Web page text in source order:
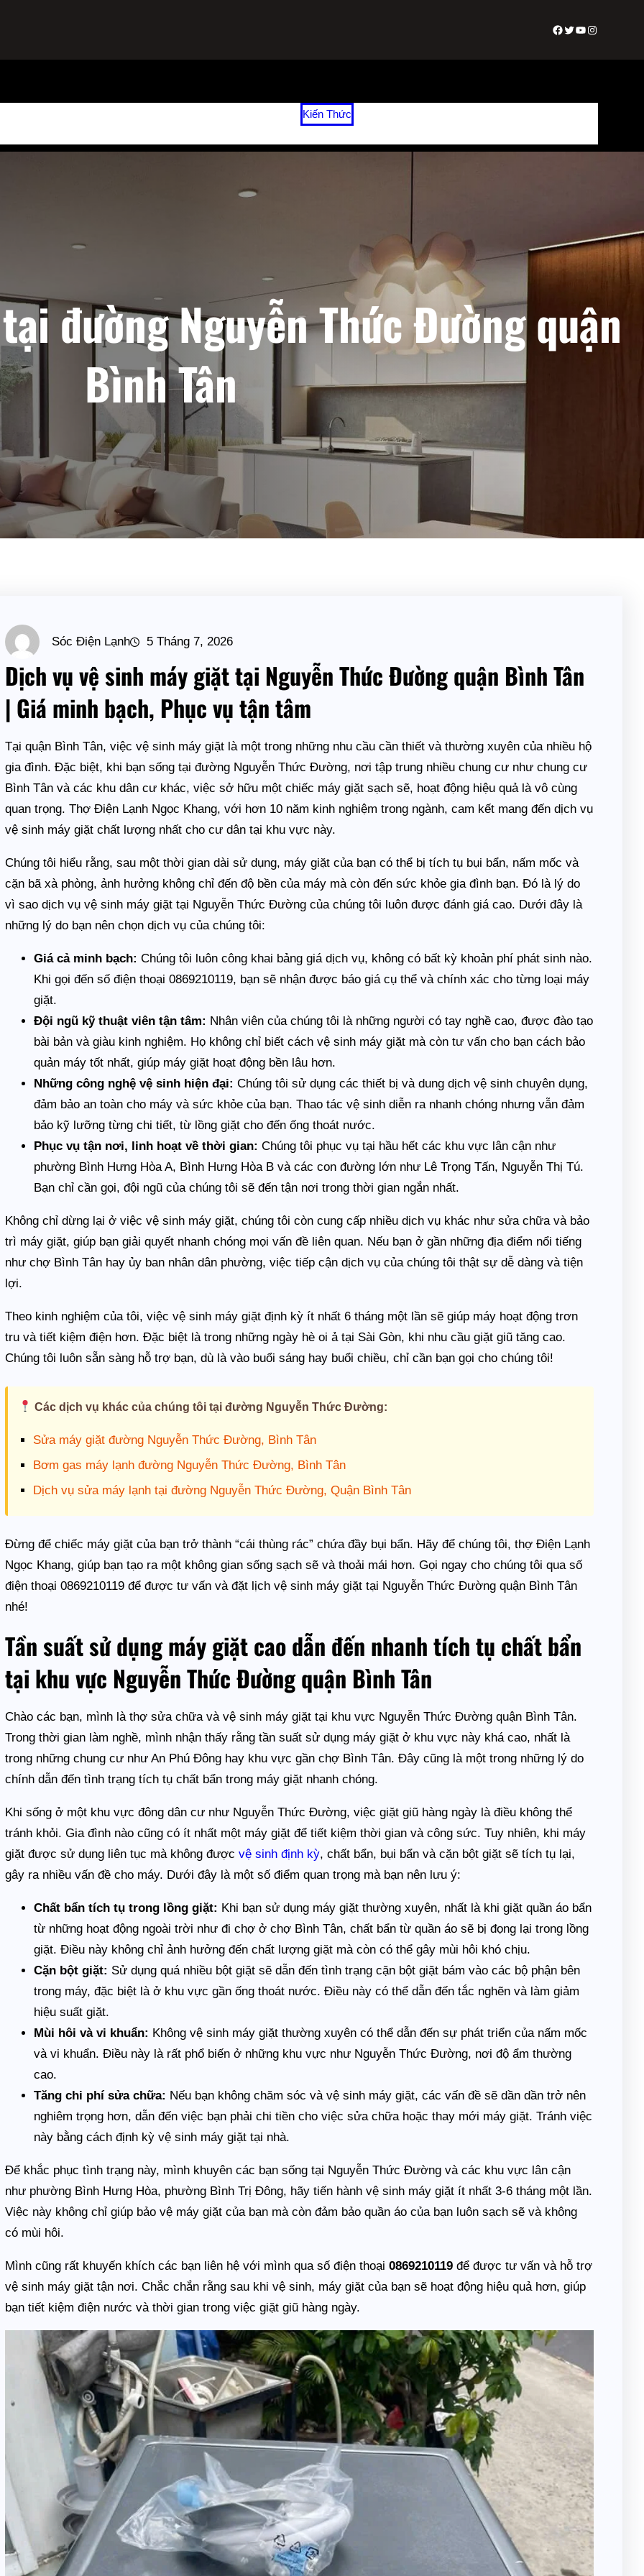
Facebook
Twitter
Youtube
Instagram
Kiến Thức
đường Nguyễn Thức Đường quận
Bình Tân
Sóc Điện Lạnh 5 Tháng 7, 2026
Dịch vụ vệ sinh máy giặt tại Nguyễn Thức Đường quận Bình Tân
| Giá minh bạch, Phục vụ tận tâm
Tại quận Bình Tân, việc vệ sinh máy giặt là một trong những nhu cầu cần thiết và thường xuyên của nhiều hộ
gia đình. Đặc biệt, khi bạn sống tại đường Nguyễn Thức Đường, nơi tập trung nhiều chung cư như chung cư
Bình Tân và các khu dân cư khác, việc sở hữu một chiếc máy giặt sạch sẽ, hoạt động hiệu quả là vô cùng
quan trọng. Thợ Điện Lạnh Ngọc Khang, với hơn 10 năm kinh nghiệm trong ngành, cam kết mang đến dịch vụ
vệ sinh máy giặt chất lượng nhất cho cư dân tại khu vực này.
Chúng tôi hiểu rằng, sau một thời gian dài sử dụng, máy giặt của bạn có thể bị tích tụ bụi bẩn, nấm mốc và
cặn bã xà phòng, ảnh hưởng không chỉ đến độ bền của máy mà còn đến sức khỏe gia đình bạn. Đó là lý do
vì sao dịch vụ vệ sinh máy giặt tại Nguyễn Thức Đường của chúng tôi luôn được đánh giá cao. Dưới đây là
những lý do bạn nên chọn dịch vụ của chúng tôi:
Giá cả minh bạch: Chúng tôi luôn công khai bảng giá dịch vụ, không có bất kỳ khoản phí phát sinh nào.
Khi gọi đến số điện thoại 0869210119, bạn sẽ nhận được báo giá cụ thể và chính xác cho từng loại máy
giặt.
Đội ngũ kỹ thuật viên tận tâm: Nhân viên của chúng tôi là những người có tay nghề cao, được đào tạo
bài bản và giàu kinh nghiệm. Họ không chỉ biết cách vệ sinh máy giặt mà còn tư vấn cho bạn cách bảo
quản máy tốt nhất, giúp máy giặt hoạt động bền lâu hơn.
Những công nghệ vệ sinh hiện đại: Chúng tôi sử dụng các thiết bị và dung dịch vệ sinh chuyên dụng,
đảm bảo an toàn cho máy và sức khỏe của bạn. Thao tác vệ sinh diễn ra nhanh chóng nhưng vẫn đảm
bảo kỹ lưỡng từng chi tiết, từ lồng giặt cho đến ống thoát nước.
Phục vụ tận nơi, linh hoạt về thời gian: Chúng tôi phục vụ tại hầu hết các khu vực lân cận như
phường Bình Hưng Hòa A, Bình Hưng Hòa B và các con đường lớn như Lê Trọng Tấn, Nguyễn Thị Tú.
Bạn chỉ cần gọi, đội ngũ của chúng tôi sẽ đến tận nơi trong thời gian ngắn nhất.
Không chỉ dừng lại ở việc vệ sinh máy giặt, chúng tôi còn cung cấp nhiều dịch vụ khác như sửa chữa và bảo
trì máy giặt, giúp bạn giải quyết nhanh chóng mọi vấn đề liên quan. Nếu bạn ở gần những địa điểm nổi tiếng
như chợ Bình Tân hay ủy ban nhân dân phường, việc tiếp cận dịch vụ của chúng tôi thật sự dễ dàng và tiện
lợi.
Theo kinh nghiệm của tôi, việc vệ sinh máy giặt định kỳ ít nhất 6 tháng một lần sẽ giúp máy hoạt động trơn
tru và tiết kiệm điện hơn. Đặc biệt là trong những ngày hè oi ả tại Sài Gòn, khi nhu cầu giặt giũ tăng cao.
Chúng tôi luôn sẵn sàng hỗ trợ bạn, dù là vào buổi sáng hay buổi chiều, chỉ cần bạn gọi cho chúng tôi!
Các dịch vụ khác của chúng tôi tại đường Nguyễn Thức Đường:
Sửa máy giặt đường Nguyễn Thức Đường, Bình Tân
Bơm gas máy lạnh đường Nguyễn Thức Đường, Bình Tân
Dịch vụ sửa máy lạnh tại đường Nguyễn Thức Đường, Quận Bình Tân
Đừng để chiếc máy giặt của bạn trở thành “cái thùng rác” chứa đầy bụi bẩn. Hãy để chúng tôi, thợ Điện Lạnh
Ngọc Khang, giúp bạn tạo ra một không gian sống sạch sẽ và thoải mái hơn. Gọi ngay cho chúng tôi qua số
điện thoại 0869210119 để được tư vấn và đặt lịch vệ sinh máy giặt tại Nguyễn Thức Đường quận Bình Tân
nhé!
Tần suất sử dụng máy giặt cao dẫn đến nhanh tích tụ chất bẩn
tại khu vực Nguyễn Thức Đường quận Bình Tân
Chào các bạn, mình là thợ sửa chữa và vệ sinh máy giặt tại khu vực Nguyễn Thức Đường quận Bình Tân.
Trong thời gian làm nghề, mình nhận thấy rằng tần suất sử dụng máy giặt ở khu vực này khá cao, nhất là
trong những chung cư như An Phú Đông hay khu vực gần chợ Bình Tân. Đây cũng là một trong những lý do
chính dẫn đến tình trạng tích tụ chất bẩn trong máy giặt nhanh chóng.
Khi sống ở một khu vực đông dân cư như Nguyễn Thức Đường, việc giặt giũ hàng ngày là điều không thể
tránh khỏi. Gia đình nào cũng có ít nhất một máy giặt để tiết kiệm thời gian và công sức. Tuy nhiên, khi máy
giặt được sử dụng liên tục mà không đượcvệ sinh định kỳ, chất bẩn, bụi bẩn và cặn bột giặt sẽ tích tụ lại,
gây ra nhiều vấn đề cho máy. Dưới đây là một số điểm quan trọng mà bạn nên lưu ý:
Chất bẩn tích tụ trong lồng giặt: Khi bạn sử dụng máy giặt thường xuyên, nhất là khi giặt quần áo bẩn
từ những hoạt động ngoài trời như đi chợ ở chợ Bình Tân, chất bẩn từ quần áo sẽ bị đọng lại trong lồng
giặt. Điều này không chỉ ảnh hưởng đến chất lượng giặt mà còn có thể gây mùi hôi khó chịu.
Cặn bột giặt: Sử dụng quá nhiều bột giặt sẽ dẫn đến tình trạng cặn bột giặt bám vào các bộ phận bên
trong máy, đặc biệt là ở khu vực gần ống thoát nước. Điều này có thể dẫn đến tắc nghẽn và làm giảm
hiệu suất giặt.
Mùi hôi và vi khuẩn: Không vệ sinh máy giặt thường xuyên có thể dẫn đến sự phát triển của nấm mốc
và vi khuẩn. Điều này là rất phổ biến ở những khu vực như Nguyễn Thức Đường, nơi độ ẩm thường
cao.
Tăng chi phí sửa chữa: Nếu bạn không chăm sóc và vệ sinh máy giặt, các vấn đề sẽ dần dần trở nên
nghiêm trọng hơn, dẫn đến việc bạn phải chi tiền cho việc sửa chữa hoặc thay mới máy giặt. Tránh việc
này bằng cách định kỳ vệ sinh máy giặt tại nhà.
Để khắc phục tình trạng này, mình khuyên các bạn sống tại Nguyễn Thức Đường và các khu vực lân cận
như phường Bình Hưng Hòa, phường Bình Trị Đông, hãy tiến hành vệ sinh máy giặt ít nhất 3-6 tháng một lần.
Việc này không chỉ giúp bảo vệ máy giặt của bạn mà còn đảm bảo quần áo của bạn luôn sạch sẽ và không
có mùi hôi.
Mình cũng rất khuyến khích các bạn liên hệ với mình qua số điện thoại0869210119 để được tư vấn và hỗ trợ
vệ sinh máy giặt tận nơi. Chắc chắn rằng sau khi vệ sinh, máy giặt của bạn sẽ hoạt động hiệu quả hơn, giúp
bạn tiết kiệm điện nước và thời gian trong việc giặt giũ hàng ngày.